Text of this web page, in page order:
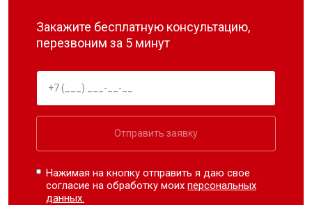
Закажите бесплатную консультацию,
перезвоним за 5 минут
Отправить заявку
Нажимая на кнопку отправить я даю свое
согласие на обработку моихперсональных
данных.